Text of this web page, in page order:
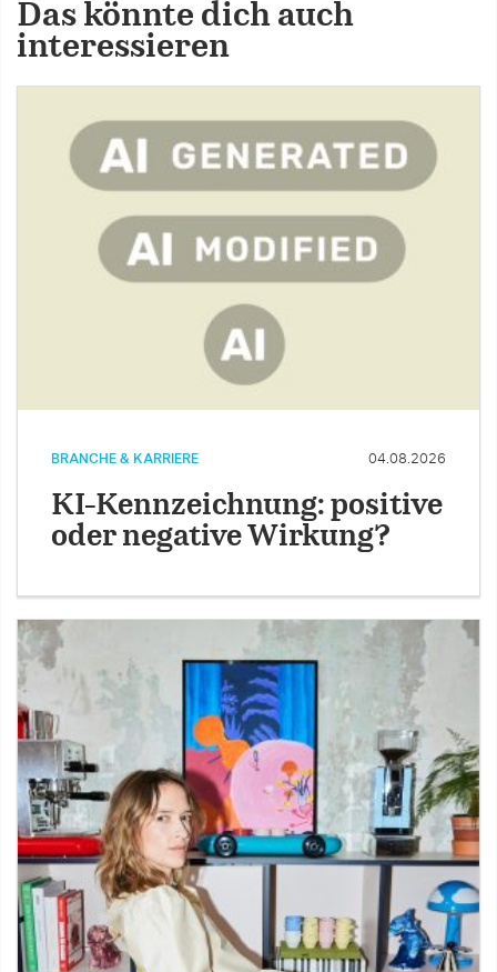
Das könnte dich auch
interessieren
BRANCHE & KARRIERE 04.08.2026
KI-Kennzeichnung: positive
oder negative Wirkung?